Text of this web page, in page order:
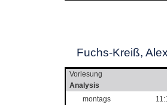
Fuchs-Kreiß,
Vorlesung
Analysis
montags